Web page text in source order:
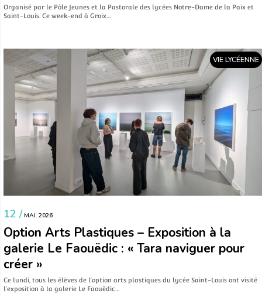
Organisé par le Pôle Jeunes et la Pastorale des lycées Notre-Dame de la Paix et
Saint-Louis. Ce week-end à Groix…
VIE LYCÉENNE
12 / MAI. 2026
Option Arts Plastiques – Exposition à la
galerie Le Faouëdic : « Tara naviguer pour
créer »
Ce lundi, tous les élèves de l’option arts plastiques du lycée Saint-Louis ont visité
l’exposition à la galerie Le Faouëdic…